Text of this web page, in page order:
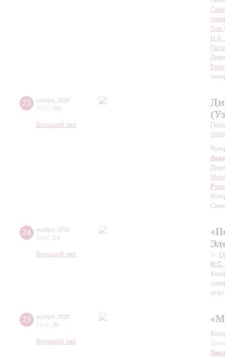
Хор
Н.А.
23 ноября 2018
20:00 Пт
Большой зал
24 ноября 2018
20:00 Сб
Большой зал
И.С.
25 ноября 2018
15:00 Вс
Большой зал